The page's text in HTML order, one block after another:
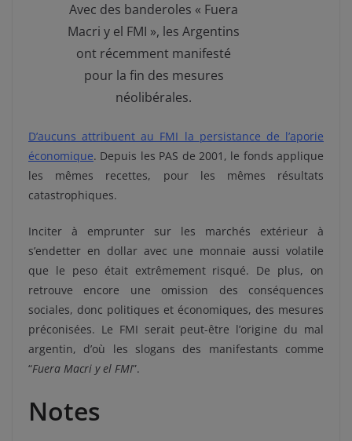
Avec des banderoles « Fuera
Macri y el FMI », les Argentins
ont récemment manifesté
pour la fin des mesures
néolibérales.
D’aucuns attribuent au FMI la persistance de l’aporie
économique. Depuis les PAS de 2001, le fonds applique
les mêmes recettes, pour les mêmes résultats
catastrophiques.
Inciter à emprunter sur les marchés extérieur à
s’endetter en dollar avec une monnaie aussi volatile
que le peso était extrêmement risqué. De plus, on
retrouve encore une omission des conséquences
sociales, donc politiques et économiques, des mesures
préconisées. Le FMI serait peut-être l’origine du mal
argentin, d’où les slogans des manifestants comme
“Fuera Macri y el FMI”.
Notes